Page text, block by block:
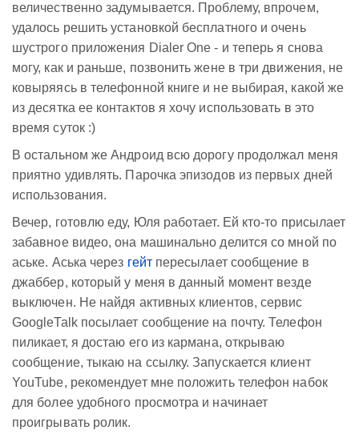
величественно задумывается. Проблему, впрочем,
удалось решить установкой бесплатного и очень
шустрого приложения Dialer One - и теперь я снова
могу, как и раньше, позвонить жене в три движения, не
ковыряясь в телефонной книге и не выбирая, какой же
из десятка ее контактов я хочу использовать в это
время суток :)
В остальном же Андроид всю дорогу продолжал меня
приятно удивлять. Парочка эпизодов из первых дней
использования.
Вечер, готовлю еду, Юля работает. Ей кто-то присылает
забавное видео, она машинально делится со мной по
аське. Аська через гейтпересылает сообщение в
джаббер, который у меня в данный момент везде
выключен. Не найдя активных клиентов, сервис
GoogleTalk посылает сообщение на почту. Телефон
пиликает, я достаю его из кармана, открываю
сообщение, тыкаю на ссылку. Запускается клиент
YouTube, рекомендует мне положить телефон набок
для более удобного просмотра и начинает
проигрывать ролик.